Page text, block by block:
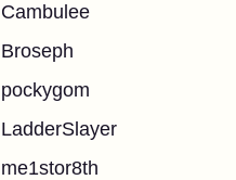
Cambulee
Broseph
pockygom
LadderSlayer
me1stor8th